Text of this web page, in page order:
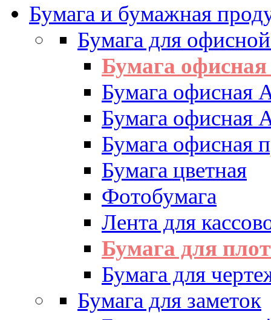
Бумага и бумажная
Бумага для
Бумага
Бумага офисная
Бумага офисная
Бумага офисная
Бумага цветная
Фотобумага
Лента для
Бумага для
Бумага для
Бумага для заметок